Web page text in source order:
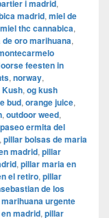
i madrid,
madrid, miel de
miel thc cannabica,
de oro marihuana,
feesten in
, norway,
Kush, og kush
bud, orange juice,
, outdoor weed,
paseo ermita del
, pillar bolsas de maria
madrid, pillar
, pillar maria en
el retiro, pillar
de los
urgente
madrid, pillar